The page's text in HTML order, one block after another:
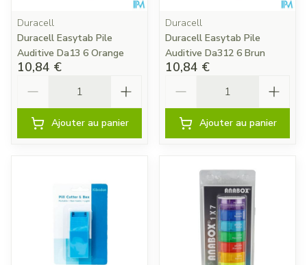
Duracell
Duracell Easytab Pile
Auditive Da13 6 Orange
10,84 €
Ajouter au panier
Duracell
Duracell Easytab Pile
Auditive Da312 6 Brun
10,84 €
Ajouter au panier